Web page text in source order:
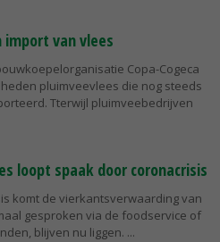
import van vlees
Copa-Cogeca
pluimveevlees die nog steeds
Tterwijl pluimveebedrijven
loopt spaak door coronacrisis
komt de vierkantsverwaarding van
gesproken via de foodservice of
blijven nu liggen.